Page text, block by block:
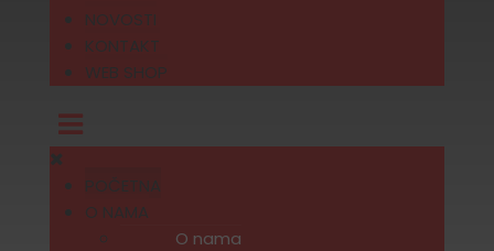
NOVOSTI
KONTAKT
WEB SHOP
POČETNA
O NAMA
O nama